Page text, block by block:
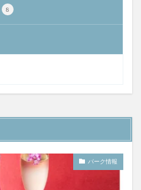
8
パーク情報